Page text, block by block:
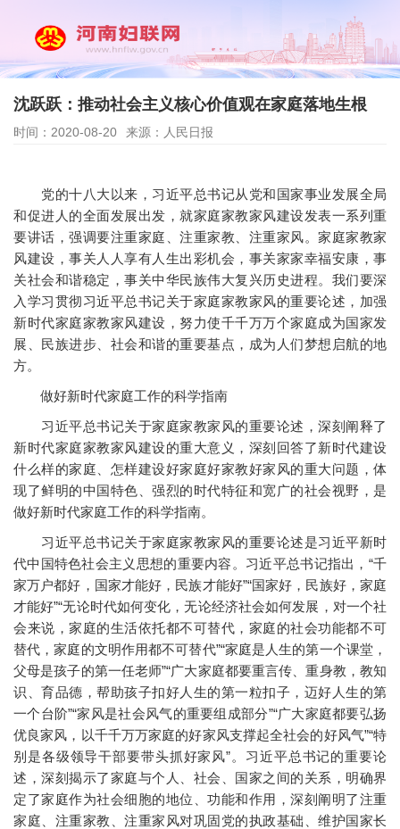
沈跃跃：推动社会主义核心价值观在家庭落地生根
时间：2020-08-20 来源：人民日报
党的十八大以来，习近平总书记从党和国家事业发展全局
和促进人的全面发展出发，就家庭家教家风建设发表一系列重
要讲话，强调要注重家庭、注重家教、注重家风。家庭家教家
风建设，事关人人享有人生出彩机会，事关家家幸福安康，事
关社会和谐稳定，事关中华民族伟大复兴历史进程。我们要深
入学习贯彻习近平总书记关于家庭家教家风的重要论述，加强
新时代家庭家教家风建设，努力使千千万万个家庭成为国家发
展、民族进步、社会和谐的重要基点，成为人们梦想启航的地
方。
做好新时代家庭工作的科学指南
习近平总书记关于家庭家教家风的重要论述，深刻阐释了
新时代家庭家教家风建设的重大意义，深刻回答了新时代建设
什么样的家庭、怎样建设好家庭好家教好家风的重大问题，体
现了鲜明的中国特色、强烈的时代特征和宽广的社会视野，是
做好新时代家庭工作的科学指南。
习近平总书记关于家庭家教家风的重要论述是习近平新时
代中国特色社会主义思想的重要内容。习近平总书记指出，“千
家万户都好，国家才能好，民族才能好”“国家好，民族好，家庭
才能好”“无论时代如何变化，无论经济社会如何发展，对一个社
会来说，家庭的生活依托都不可替代，家庭的社会功能都不可
替代，家庭的文明作用都不可替代”“家庭是人生的第一个课堂，
父母是孩子的第一任老师”“广大家庭都要重言传、重身教，教知
识、育品德，帮助孩子扣好人生的第一粒扣子，迈好人生的第
一个台阶”“家风是社会风气的重要组成部分”“广大家庭都要弘扬
优良家风，以千千万万家庭的好家风支撑起全社会的好风气”“特
别是各级领导干部要带头抓好家风”。习近平总书记的重要论
述，深刻揭示了家庭与个人、社会、国家之间的关系，明确界
定了家庭作为社会细胞的地位、功能和作用，深刻阐明了注重
家庭、注重家教、注重家风对巩固党的执政基础、维护国家长